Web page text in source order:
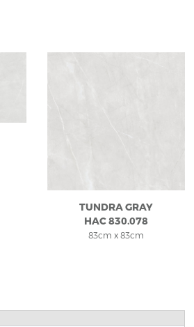
TUNDRA GRAY
HAC 830.078
83cm x 83cm